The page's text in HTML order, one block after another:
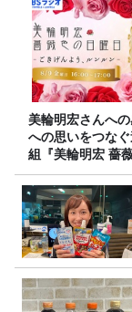
美輪明宏さんへ
への思いをつな
組『美輪明宏 薔
～ごきげんよう
～』8/9（日）16